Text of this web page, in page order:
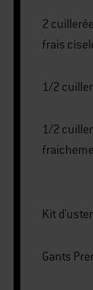
2
frais
1/2
1/2
Kit
Gants